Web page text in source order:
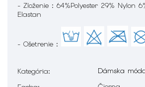
- Zloženie : 64%Polyester 29% Nylon
Elastan
- Ošetrenie :
Kategória:
Dámska